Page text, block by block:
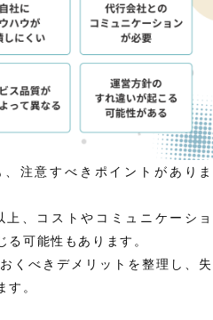
注意すべきポイントがありま
、コストやコミュニケーショ
可能性もあります。
くべきデメリットを整理し、失
。